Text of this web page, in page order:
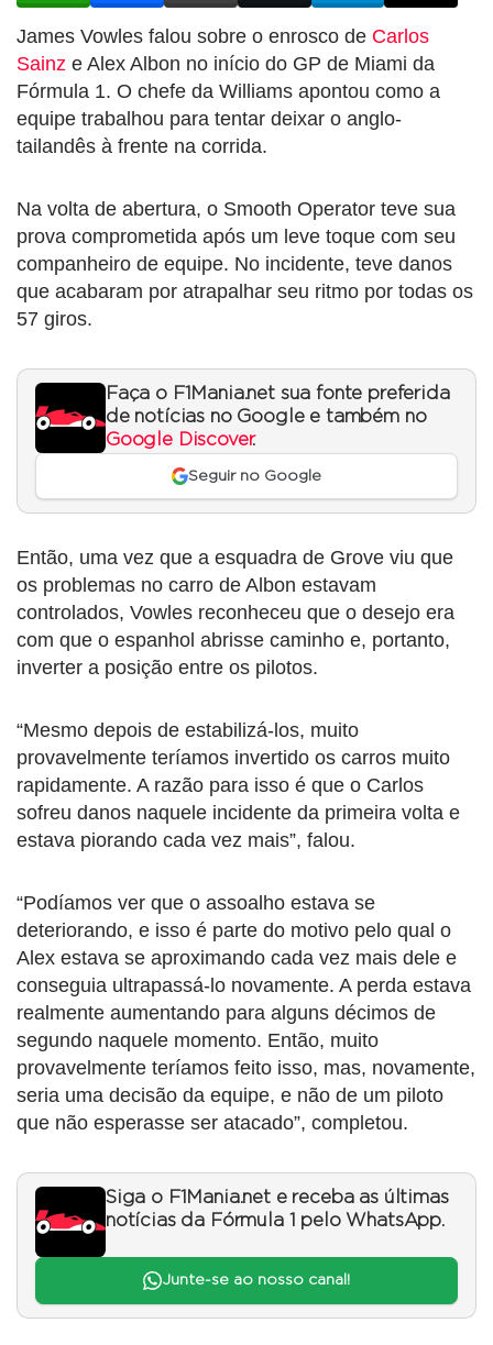
James Vowles falou sobre o enrosco de Carlos
Sainz e Alex Albon no início do GP de Miami da
Fórmula 1. O chefe da Williams apontou como a
equipe trabalhou para tentar deixar o anglo-
tailandês à frente na corrida.
Na volta de abertura, o Smooth Operator teve sua
prova comprometida após um leve toque com seu
companheiro de equipe. No incidente, teve danos
que acabaram por atrapalhar seu ritmo por todas os
57 giros.
Faça o F1Mania.net sua fonte preferida
de notícias no Google e também no
Google Discover.
Seguir no Google
Então, uma vez que a esquadra de Grove viu que
os problemas no carro de Albon estavam
controlados, Vowles reconheceu que o desejo era
com que o espanhol abrisse caminho e, portanto,
inverter a posição entre os pilotos.
“Mesmo depois de estabilizá-los, muito
provavelmente teríamos invertido os carros muito
rapidamente. A razão para isso é que o Carlos
sofreu danos naquele incidente da primeira volta e
estava piorando cada vez mais”, falou.
“Podíamos ver que o assoalho estava se
deteriorando, e isso é parte do motivo pelo qual o
Alex estava se aproximando cada vez mais dele e
conseguia ultrapassá-lo novamente. A perda estava
realmente aumentando para alguns décimos de
segundo naquele momento. Então, muito
provavelmente teríamos feito isso, mas, novamente,
seria uma decisão da equipe, e não de um piloto
que não esperasse ser atacado”, completou.
Siga o F1Mania.net e receba as últimas
notícias da Fórmula 1 pelo WhatsApp.
Junte-se ao nosso canal!